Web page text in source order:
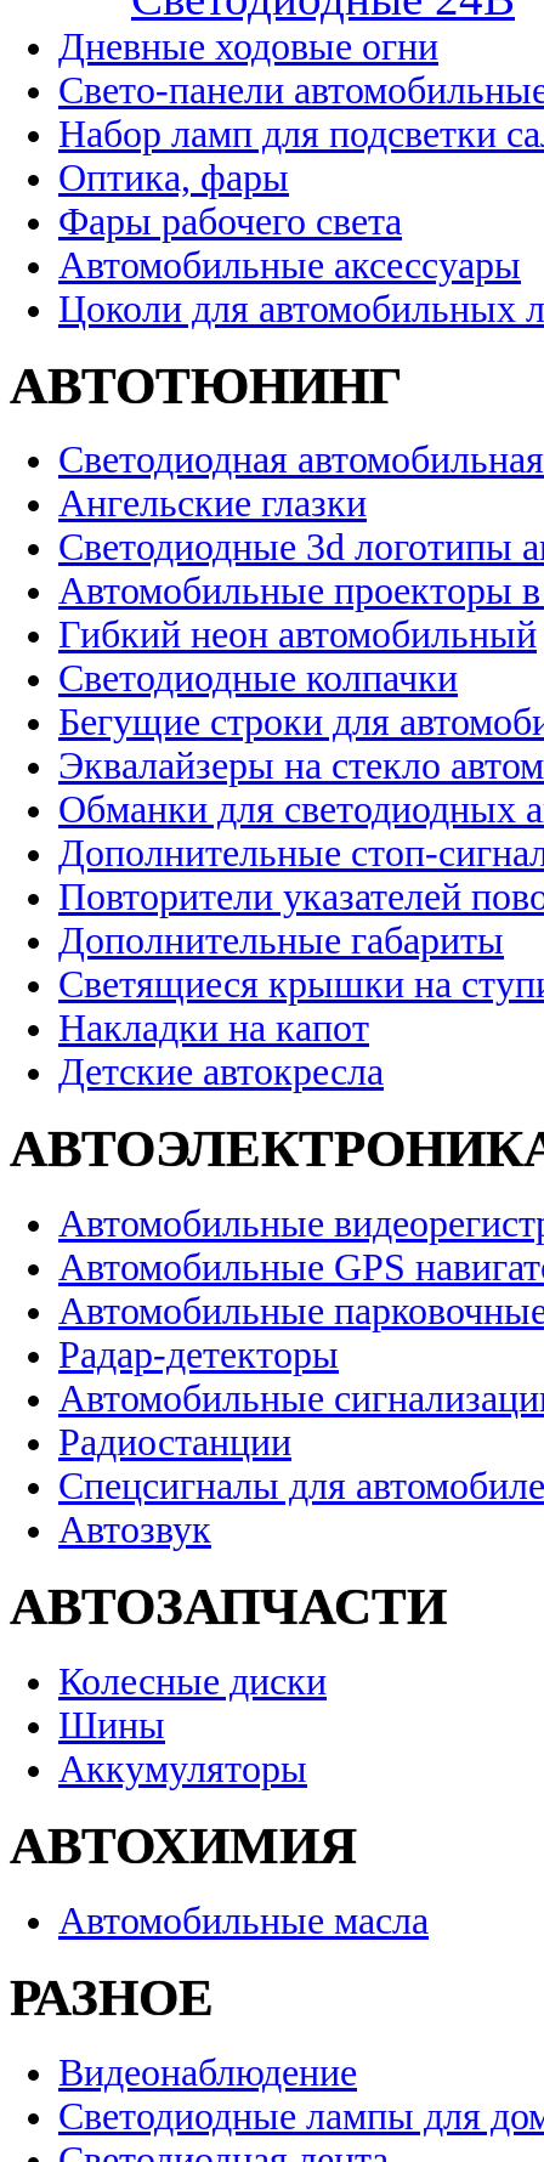
Дневные ходовые огни
Свето-панели
Набор ламп для подсветки
Оптика, фары
Фары рабочего света
Автомобильные аксессуары
Цоколи для автомобильных
АВТОТЮНИНГ
Светодиодная
Ангельские глазки
Светодиодные 3d логотипы
Автомобильные проекторы
Гибкий неон автомобильный
Светодиодные колпачки
Бегущие строки для
Эквалайзеры на стекло
Обманки для светодиодных
Дополнительные стоп-
Повторители указателей
Дополнительные габариты
Светящиеся крышки на
Накладки на капот
Детские автокресла
Автомобильные
Автомобильные GPS
Автомобильные
Радар-детекторы
Автомобильные
Радиостанции
Спецсигналы для
Автозвук
АВТОЗАПЧАСТИ
Колесные диски
Шины
Аккумуляторы
АВТОХИМИЯ
Автомобильные масла
РАЗНОЕ
Видеонаблюдение
Светодиодные лампы для